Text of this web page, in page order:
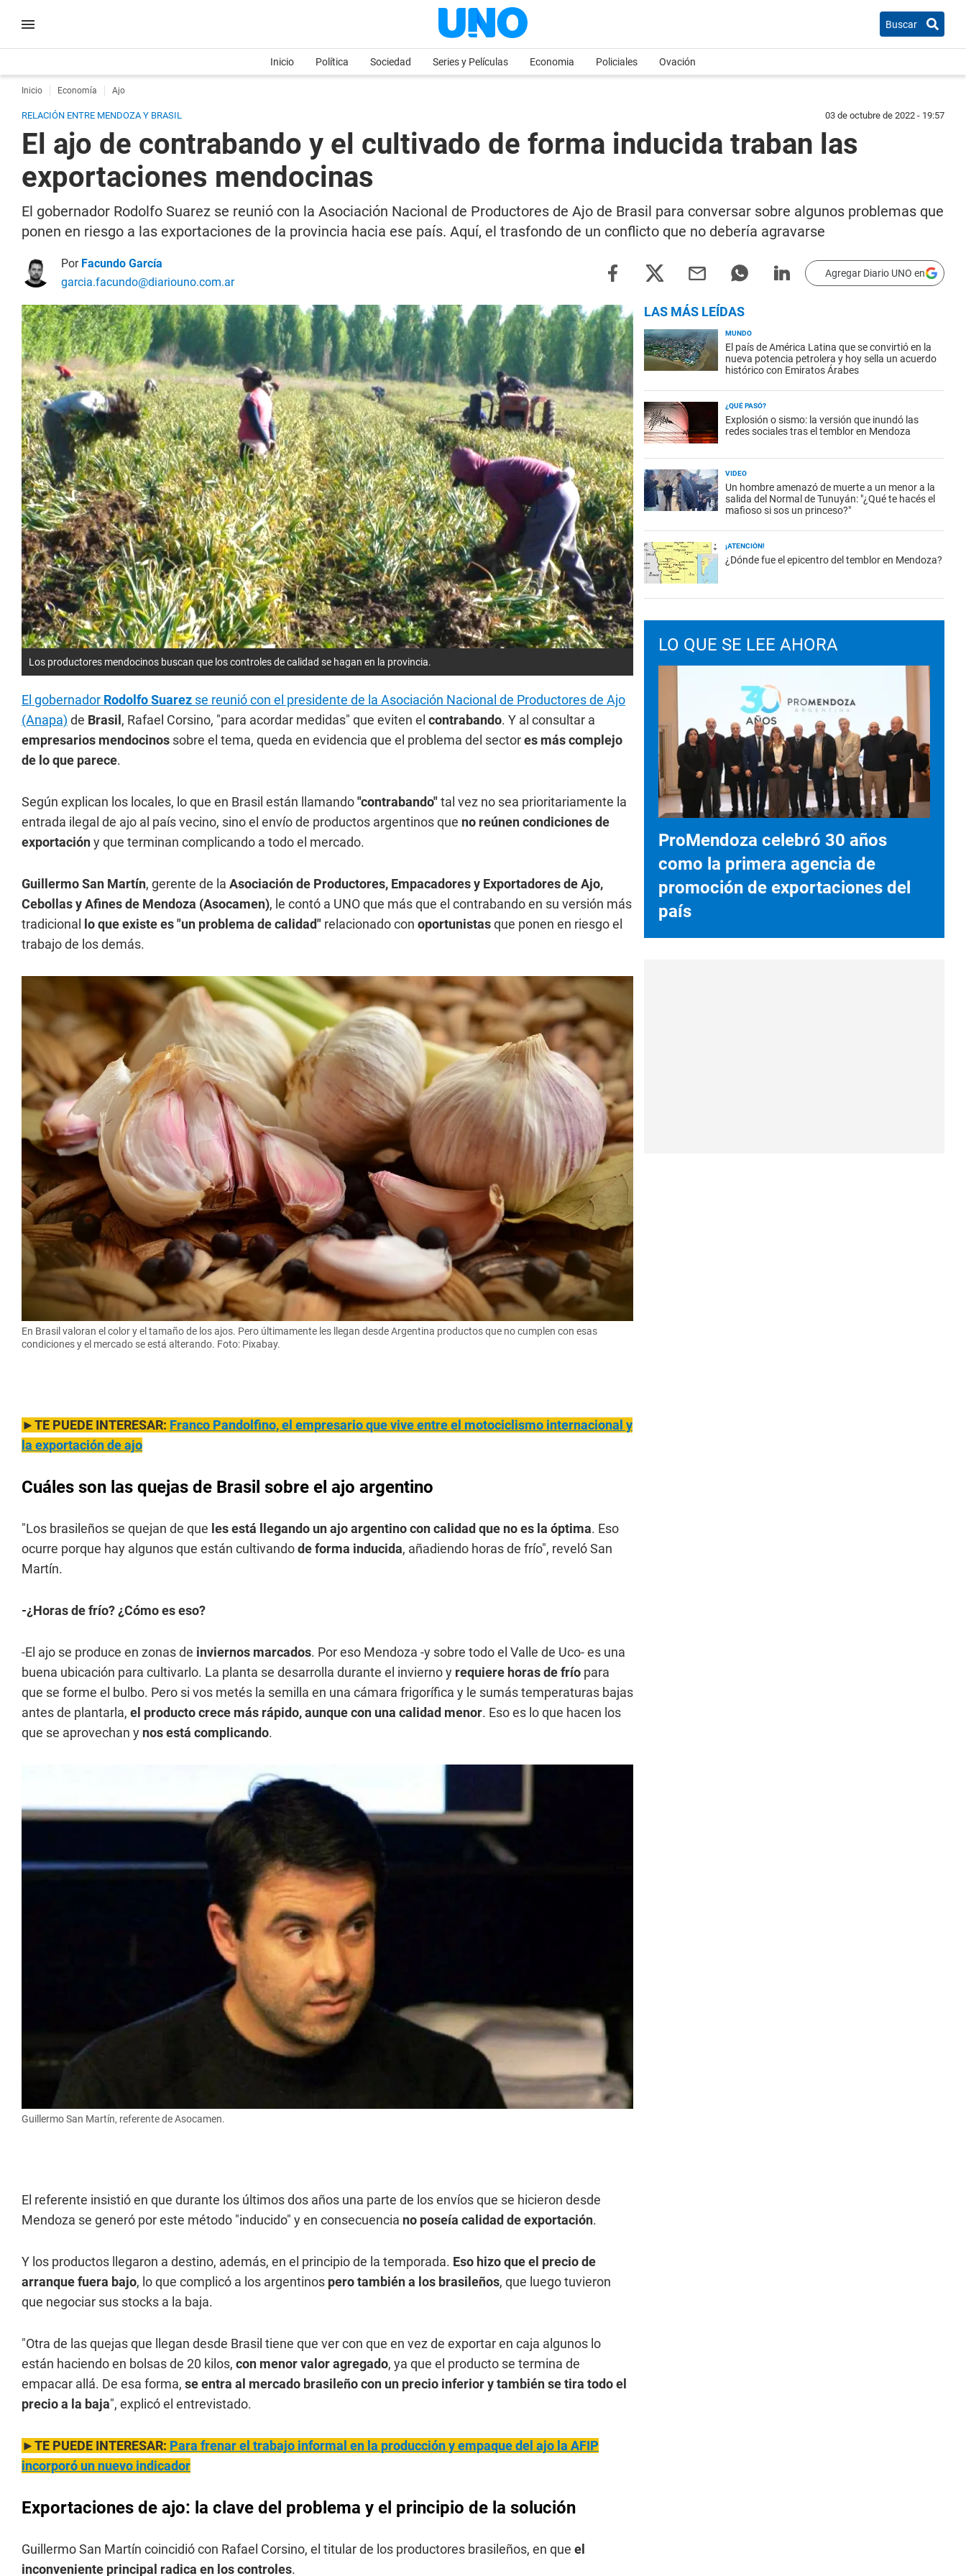
Buscar
Inicio Política Sociedad Series y Películas Economia Policiales Ovación
Inicio Economía Ajo
RELACIÓN ENTRE MENDOZA Y BRASIL 03 de octubre de 2022 - 19:57
El ajo de contrabando y el cultivado de forma inducida traban las
exportaciones mendocinas
El gobernador Rodolfo Suarez se reunió con la Asociación Nacional de Productores de Ajo de Brasil para conversar sobre algunos problemas que
ponen en riesgo a las exportaciones de la provincia hacia ese país. Aquí, el trasfondo de un conflicto que no debería agravarse
Por Facundo García
garcia.facundo@diariouno.com.ar
Agregar Diario UNO en
Los productores mendocinos buscan que los controles de calidad se hagan en la provincia.
El gobernador Rodolfo Suarez se reunió con el presidente de la Asociación Nacional de Productores de Ajo
(Anapa) de Brasil , Rafael Corsino, "para acordar medidas" que eviten el contrabando. Y al consultar a
empresarios mendocinos sobre el tema, queda en evidencia que el problema del sectores más complejo
de lo que parece.
Según explican los locales, lo que en Brasil están llamando"contrabando"tal vez no sea prioritariamente la
entrada ilegal de ajo al país vecino, sino el envío de productos argentinos que no reúnen condiciones de
exportacióny que terminan complicando a todo el mercado.
Guillermo San Martín, gerente de la Asociación de Productores, Empacadores y Exportadores de Ajo,
Cebollas y Afines de Mendoza (Asocamen), le contó a UNO que más que el contrabando en su versión más
tradicional
lo que existe es "un problema de calidad" relacionado con oportunistasque ponen en riesgo el
trabajo de los demás.
En Brasil valoran el color y el tamaño de los ajos. Pero últimamente les llegan desde Argentina productos que no cumplen con esas
condiciones y el mercado se está alterando. Foto: Pixabay.
►TE PUEDE INTERESAR: Franco Pandolfino, el empresario que vive entre el motociclismo internacional y
la exportación de ajo
Cuáles son las quejas de Brasil sobre el ajo argentino
"Los brasileños se quejan de que les está llegando un ajo argentino con calidad que no es la óptima. Eso
ocurre porque hay algunos que están cultivandode forma inducida, añadiendo horas de frío", reveló San
Martín.
-¿Horas de frío? ¿Cómo es eso?
-El ajo se produce en zonas de inviernos marcados. Por eso Mendoza -y sobre todo el Valle de Uco- es una
buena ubicación para cultivarlo. La planta se desarrolla durante el invierno y requiere horas de frío para
que se forme el bulbo. Pero si vos metés la semilla en una cámara frigorífica y le sumás temperaturas bajas
antes de plantarla, el producto crece más rápido, aunque con una calidad menor. Eso es lo que hacen los
que se aprovechan y nos está complicando.
Guillermo San Martín, referente de Asocamen.
El referente insistió en que durante los últimos dos años una parte de los envíos que se hicieron desde
Mendoza se generó por este método "inducido" y en consecuencia no poseía calidad de exportación.
Y los productos llegaron a destino, además, en el principio de la temporada. Eso hizo que el precio de
arranque fuera bajo, lo que complicó a los argentinos pero también a los brasileños, que luego tuvieron
que negociar sus stocks a la baja.
"Otra de las quejas que llegan desde Brasil tiene que ver con que en vez de exportar en caja algunos lo
están haciendo en bolsas de 20 kilos, con menor valor agregado, ya que el producto se termina de
empacar allá. De esa forma, se entra al mercado brasileño con un precio inferior y también se tira todo el
precio a la baja", explicó el entrevistado.
►TE PUEDE INTERESAR: Para frenar el trabajo informal en la producción y empaque del ajo la AFIP
incorporó un nuevo indicador
Exportaciones de ajo: la clave del problema y el principio de la solución
Guillermo San Martín coincidió con Rafael Corsino, el titular de los productores brasileños, en que el
inconveniente principal radica en los controles.
LAS MÁS LEÍDAS
MUNDO
El país de América Latina que se convirtió en la
nueva potencia petrolera y hoy sella un acuerdo
histórico con Emiratos Árabes
¿QUÉ PASÓ?
Explosión o sismo: la versión que inundó las
redes sociales tras el temblor en Mendoza
VIDEO
Un hombre amenazó de muerte a un menor a la
salida del Normal de Tunuyán: "¿Qué te hacés el
mafioso si sos un princeso?"
¡ATENCIÓN!
¿Dónde fue el epicentro del temblor en Mendoza?
LO QUE SE LEE AHORA
ProMendoza celebró 30 años
como la primera agencia de
promoción de exportaciones del
país